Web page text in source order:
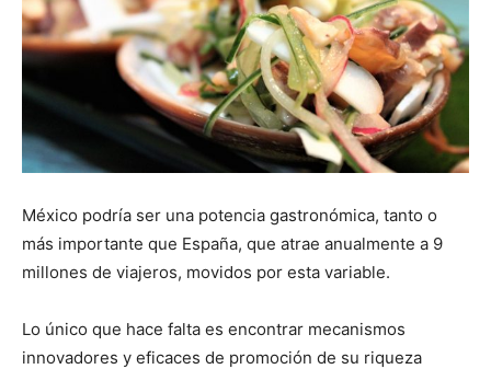
México podría ser una potencia gastronómica, tanto o
más importante que España, que atrae anualmente a 9
millones de viajeros, movidos por esta variable.
Lo único que hace falta es encontrar mecanismos
innovadores y eficaces de promoción de su riqueza